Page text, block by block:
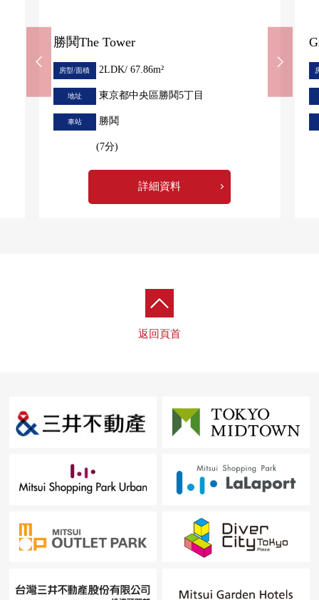
勝鬨The Tower
房型/面積 2LDK/ 67.86m²
地址 東京都中央區勝鬨5丁目
車站 勝鬨
(7分)
詳細資料
返回頁首